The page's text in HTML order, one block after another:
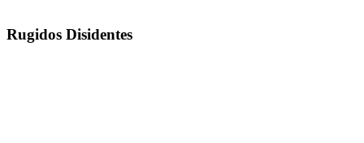
Rugidos Disidentes